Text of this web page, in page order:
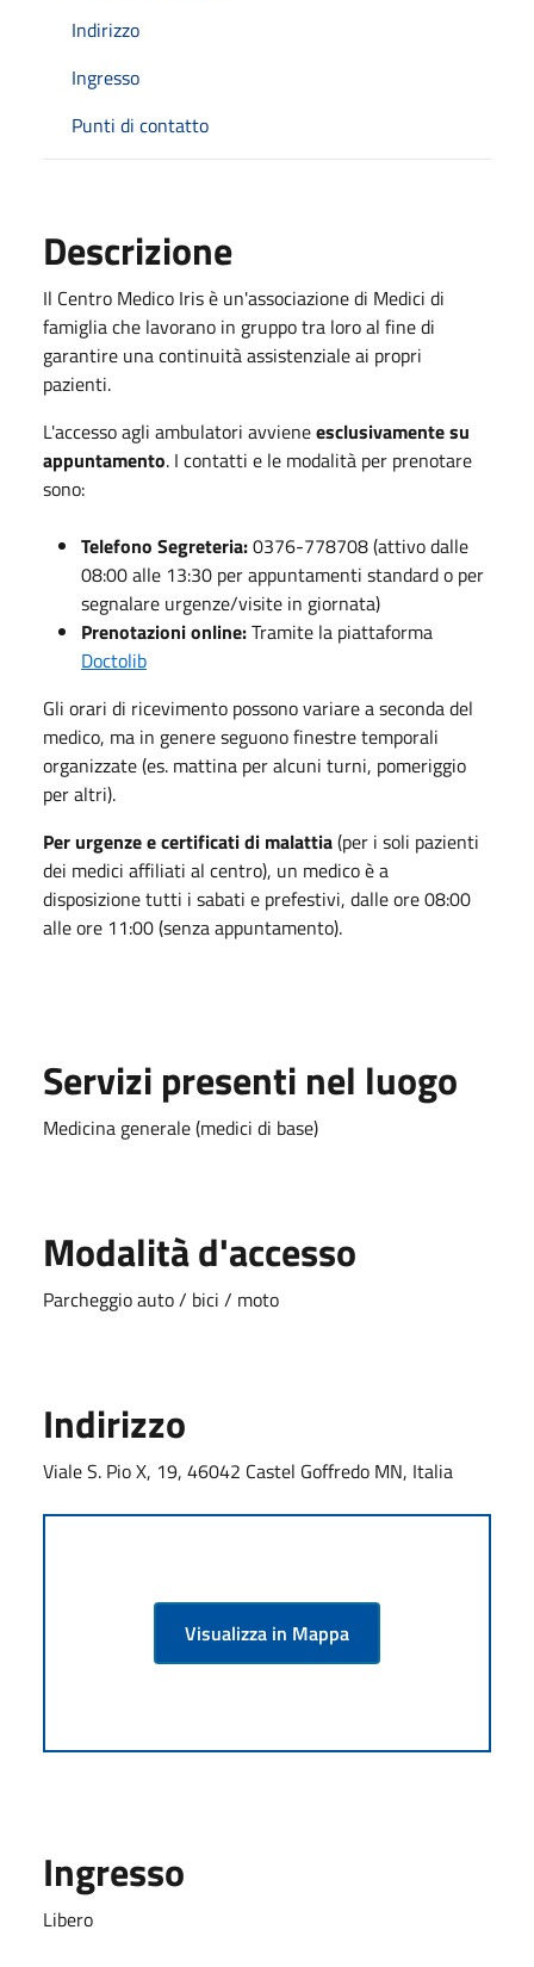
Indirizzo
Ingresso
Punti di contatto
Descrizione
Il Centro Medico Iris è un'associazione di Medici di
famiglia che lavorano in gruppo tra loro al fine di
garantire una continuità assistenziale ai propri
pazienti.
L'accesso agli ambulatori avvieneesclusivamente su
appuntamento. I contatti e le modalità per prenotare
sono:
Telefono Segreteria:0376-778708 (attivo dalle
08:00 alle 13:30 per appuntamenti standard o per
segnalare urgenze/visite in giornata)
Prenotazioni online:Tramite la piattaforma
Doctolib
Gli orari di ricevimento possono variare a seconda del
medico, ma in genere seguono finestre temporali
organizzate (es. mattina per alcuni turni, pomeriggio
per altri).
Per urgenze e certificati di malattia(per i soli pazienti
dei medici affiliati al centro), un medico è a
disposizionetutti i sabati e prefestivi, dalle ore 08:00
alle ore 11:00 (senza appuntamento).
Servizi presenti nel luogo
Medicina generale (medici di base)
Modalità d'accesso
Parcheggio auto / bici / moto
Indirizzo
Viale S. Pio X, 19, 46042 Castel Goffredo MN, Italia
Visualizza in Mappa
Ingresso
Libero